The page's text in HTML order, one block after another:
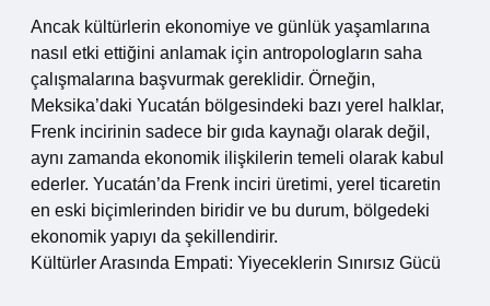
Ancak kültürlerin ekonomiye ve günlük yaşamlarına
nasıl etki ettiğini anlamak için antropologların saha
çalışmalarına başvurmak gereklidir. Örneğin,
Meksika’daki Yucatán bölgesindeki bazı yerel halklar,
Frenk incirinin sadece bir gıda kaynağı olarak değil,
aynı zamanda ekonomik ilişkilerin temeli olarak kabul
ederler. Yucatán’da Frenk inciri üretimi, yerel ticaretin
en eski biçimlerinden biridir ve bu durum, bölgedeki
ekonomik yapıyı da şekillendirir.
Kültürler Arasında Empati: Yiyeceklerin Sınırsız Gücü